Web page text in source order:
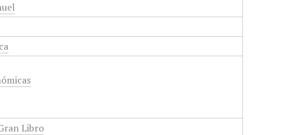
Libro